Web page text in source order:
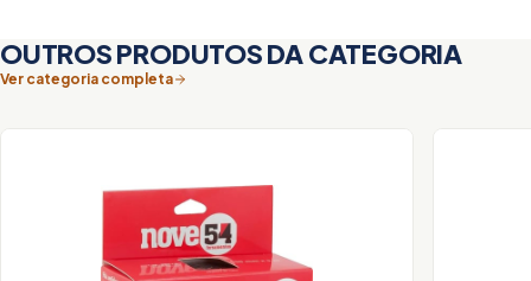
OUTROS PRODUTOS DA CATEGORIA
Ver categoria completa